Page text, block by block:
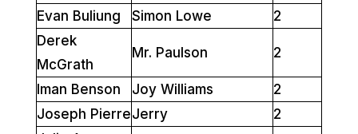
Evan Buliung Simon Lowe
2
Derek
McGrath
Mr. Paulson 2
Iman Benson Joy Williams
2
Joseph PierreJerry
2